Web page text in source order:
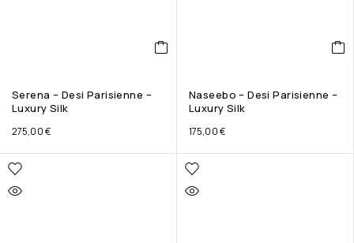
Serena – Desi Parisienne –
Luxury Silk
275,00€
Naseebo – Desi Parisienne –
Luxury Silk
175,00€